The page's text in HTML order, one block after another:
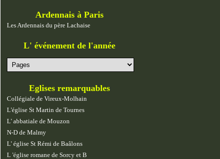
Ardennais à Paris
Les Ardennais du père Lachaise
L' événement de l'année
Eglises remarquables
Collégiale de Vireux-Molhain
L'église St Martin de Tournes
L' abbatiale de Mouzon
N-D de Malmy
L' église St Rémi de Baâlons
L 'église romane de Sorcy et B